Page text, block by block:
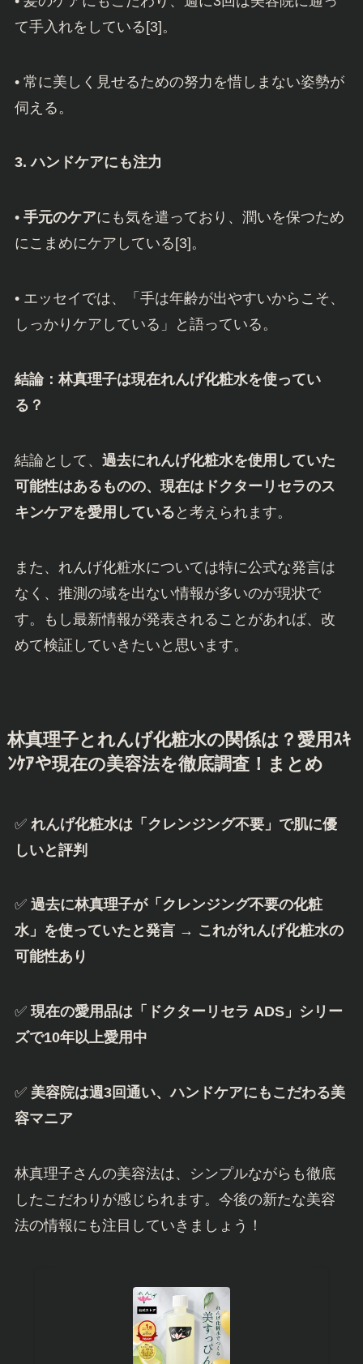
て手入れをしている[3]。
• 常に美しく見せるための努力を惜しまない姿勢が
伺える。
3. ハンドケアにも注力
• 手元のケアにも気を遣っており、潤いを保つため
にこまめにケアしている[3]。
• エッセイでは、「手は年齢が出やすいからこそ、
しっかりケアしている」と語っている。
結論：林真理子は現在れんげ化粧水を使ってい
る？
結論として、 過去にれんげ化粧水を使用していた
可能性はあるものの、現在はドクターリセラのス
キンケアを愛用している と考えられます。
また、れんげ化粧水については特に公式な発言は
なく、推測の域を出ない情報が多いのが現状で
す。もし最新情報が発表されることがあれば、改
めて検証していきたいと思います。
林真理子とれんげ化粧水の関係は？愛用ｽｷ
ﾝｹｱや現在の美容法を徹底調査！ まとめ
✅ れんげ化粧水は「クレンジング不要」で肌に優
しいと評判
✅ 過去に林真理子が「クレンジング不要の化粧
水」を使っていたと発言 → これがれんげ化粧水の
可能性あり
✅ 現在の愛用品は「ドクターリセラ ADS」シリー
ズで10年以上愛用中
✅ 美容院は週3回通い、ハンドケアにもこだわる美
容マニア
林真理子さんの美容法は、シンプルながらも徹底
したこだわりが感じられます。今後の新たな美容
法の情報にも注目していきましょう！